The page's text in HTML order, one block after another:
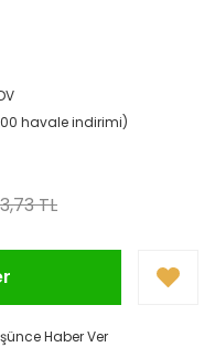
havale indirimi)
TL
Haber Ver